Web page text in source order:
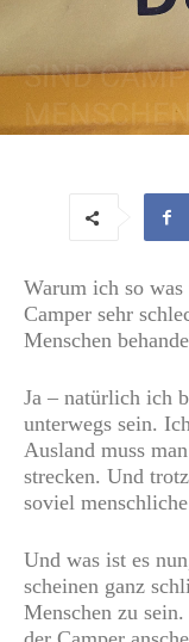
SIND
Warum ich so
Camper sehr
Menschen
Ja – natürlich ich
unterwegs sein.
Ausland muss
strecken. Und
soviel
Und was ist es
scheinen ganz
Menschen zu